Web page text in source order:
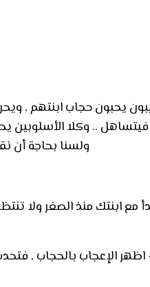
يحبون حجاب ابنتهم ,
.. وكلا الأسلوبين
ولسنا بحاجة أن
مع ابنتك منذ الصغر ولا
اظهر الإعجاب بالحجاب ,